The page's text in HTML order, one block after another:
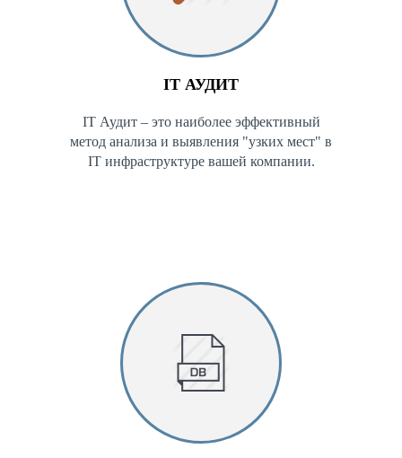
IT АУДИТ
IT Аудит – это наиболее эффективный
метод анализа и выявления "узких мест" в
IT инфраструктуре вашей компании.